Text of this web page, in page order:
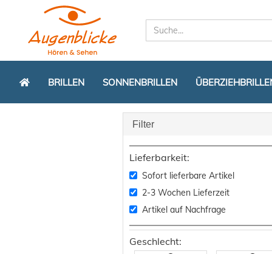
BRILLEN SONNENBRILLEN
Filter
Lieferbarkeit:
Sofort lieferbare Artikel
2-3 Wochen Lieferzeit
Artikel auf Nachfrage
Geschlecht: